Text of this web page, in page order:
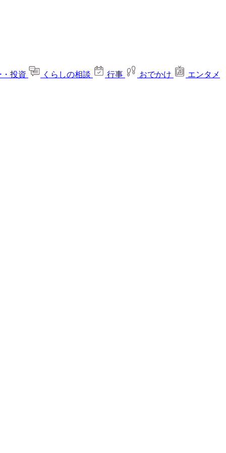
投資 くらしの相談 行事 おでかけ エンタメ